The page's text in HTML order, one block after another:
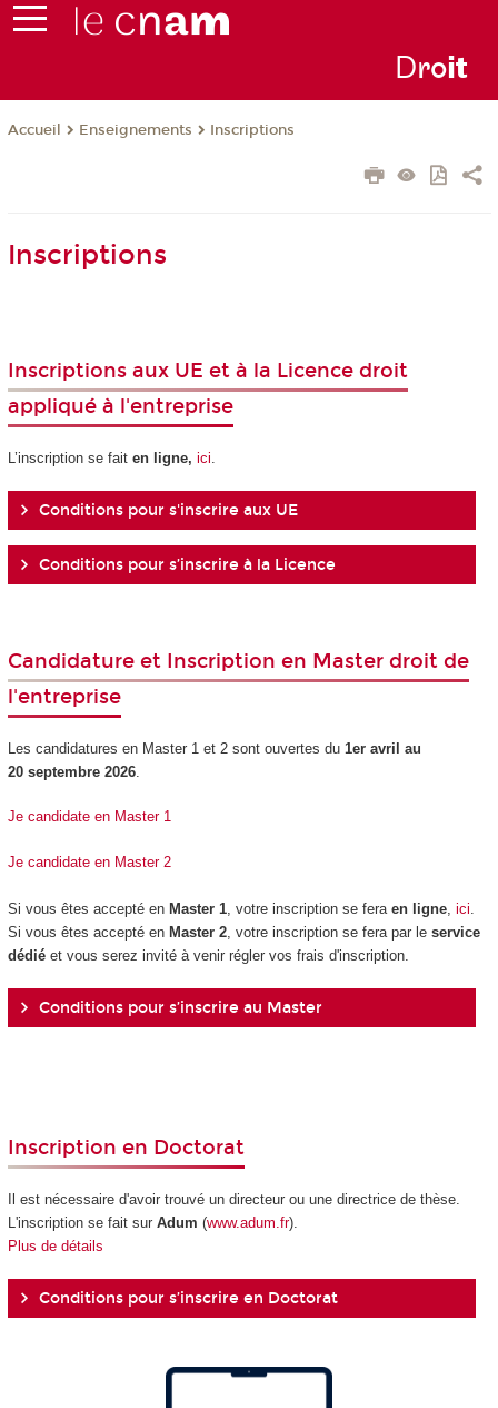
Droit
Accueil Enseignements Inscriptions
Inscriptions
Inscriptions aux UE et à la Licence droit
appliqué à l'entreprise
L’inscription se fait en ligne, ici
Conditions pour s'inscrire aux UE
Conditions pour s’inscrire à la Licence
Candidature et Inscription en Master droit de
l'entreprise
Les candidatures en Master 1 et 2 sont ouvertes du 1er avril au
20 septembre 2026.
Je candidate en Master 1
Je candidate en Master 2
Si vous êtes accepté en Master 1, votre inscription se fera en ligne, ici
Si vous êtes accepté en Master 2, votre inscription se fera par le service
dédiéet vous serez invité à venir régler vos frais d'inscription.
Conditions pour s’inscrire au Master
Inscription en Doctorat
Il est nécessaire d'avoir trouvé un directeur ou une directrice de thèse.
L'inscription se fait sur Adum (www.adum.fr).
Plus de détails
Conditions pour s’inscrire en Doctorat